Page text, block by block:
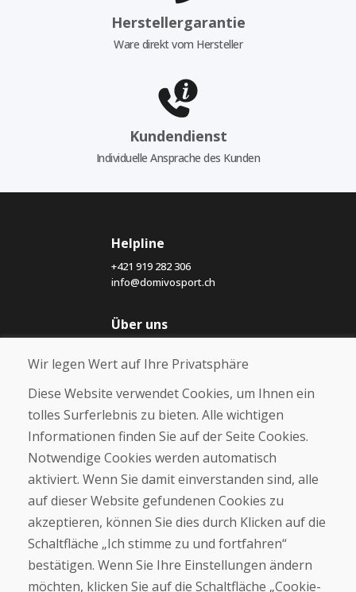
Herstellergarantie
Ware direkt vom Hersteller
Kundendienst
Individuelle Ansprache des Kunden
Helpline
+421 919 282 306
info@domivosport.ch
Über uns
Über uns
Kontakt
Kaufen
E-Shop
Geschäftsbedingungen
Zahlung
Beschwerde
Rückgabe und Umtausch von Waren
Cookies
Wir legen Wert auf Ihre Privatsphäre
Diese Website verwendet Cookies, um Ihnen ein
tolles Surferlebnis zu bieten. Alle wichtigen
Informationen finden Sie auf der Seite Cookies.
Notwendige Cookies werden automatisch
aktiviert. Wenn Sie damit einverstanden sind, alle
auf dieser Website gefundenen Cookies zu
akzeptieren, können Sie dies durch Klicken auf die
Schaltfläche „Ich stimme zu und fortfahren“
bestätigen. Wenn Sie Ihre Einstellungen ändern
möchten, klicken Sie auf die Schaltfläche „Cookie-